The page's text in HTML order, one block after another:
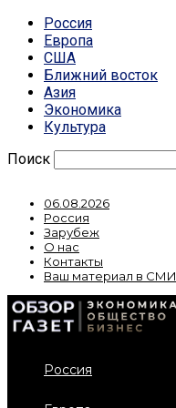
Россия
Европа
США
Ближний восток
Азия
Экономика
Культура
Поиск
06.08.2026
Россия
Зарубеж
О нас
Контакты
Ваш материал в СМИ
Россия